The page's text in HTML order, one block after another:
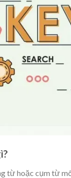
từ hoặc cụm từ